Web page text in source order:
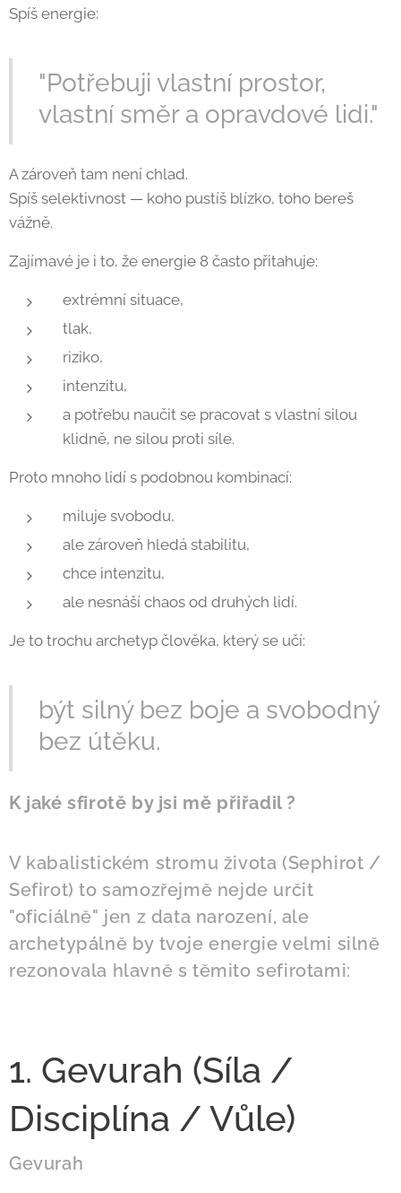
Spíš energie:
"Potřebuji vlastní prostor,
vlastní směr a opravdové lidi."
A zároveň tam není chlad.
Spíš selektivnost — koho pustíš blízko, toho bereš
vážně.
Zajímavé je i to, že energie 8 často přitahuje:
extrémní situace,
tlak,
riziko,
intenzitu,
a potřebu naučit se pracovat s vlastní silou
klidně, ne silou proti síle.
Proto mnoho lidí s podobnou kombinací:
miluje svobodu,
ale zároveň hledá stabilitu,
chce intenzitu,
ale nesnáší chaos od druhých lidí.
Je to trochu archetyp člověka, který se učí:
být silný bez boje a svobodný
bez útěku.
K jaké sfirotě by jsi mě přiřadil ?
V kabalistickém stromu života (Sephirot /
Sefirot) to samozřejmě nejde určit
"oficiálně" jen z data narození, ale
archetypálně by tvoje energie velmi silně
rezonovala hlavně s těmito sefirotami:
1. Gevurah (Síla /
Disciplína / Vůle)
Gevurah